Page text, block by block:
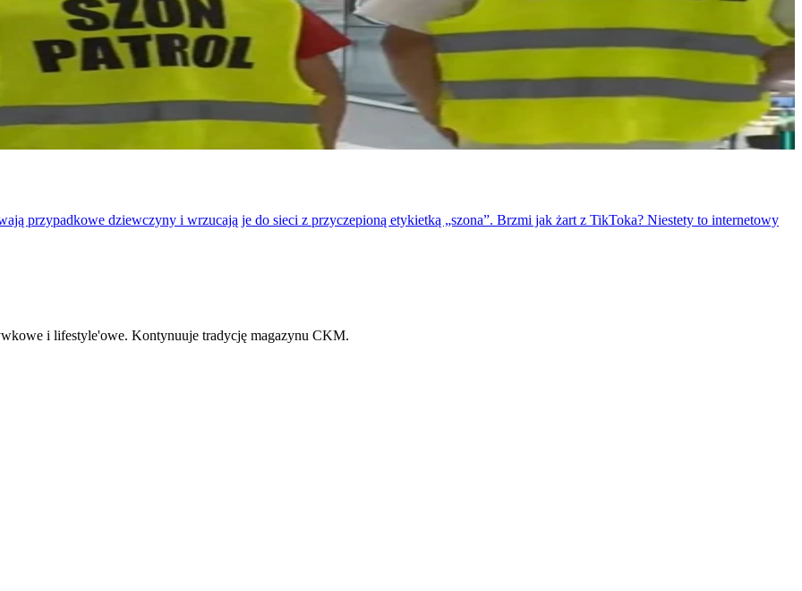
przypadkowe dziewczyny i wrzucają je do sieci z przyczepioną etykietką „szona”. Brzmi jak żart z TikToka? Niestety to internetowy
i lifestyle'owe. Kontynuuje tradycję magazynu CKM.